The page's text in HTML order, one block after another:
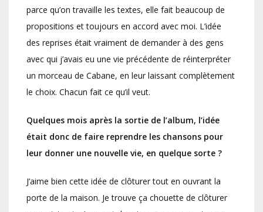
parce qu’on travaille les textes, elle fait beaucoup de
propositions et toujours en accord avec moi. L’idée
des reprises était vraiment de demander à des gens
avec qui j’avais eu une vie précédente de réinterpréter
un morceau de Cabane, en leur laissant complètement
le choix. Chacun fait ce qu’il veut.
Quelques mois après la sortie de l’album, l’idée
était donc de faire reprendre les chansons pour
leur donner une nouvelle vie, en quelque sorte ?
J’aime bien cette idée de clôturer tout en ouvrant la
porte de la maison. Je trouve ça chouette de clôturer